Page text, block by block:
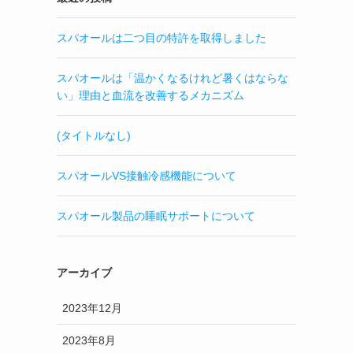
スパオールは二つ目の特許を取得しました
スパオールは「温かくなるけれど暑くはならな
い」理由と血流を改善するメカニズム
(タイトルなし)
スパオールVS接触冷感機能について
スパオール製品の睡眠サポートについて
アーカイブ
2023年12月
2023年8月